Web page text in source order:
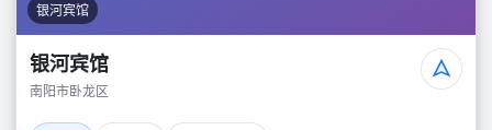
银河宾馆
银河宾馆
南阳市卧龙区